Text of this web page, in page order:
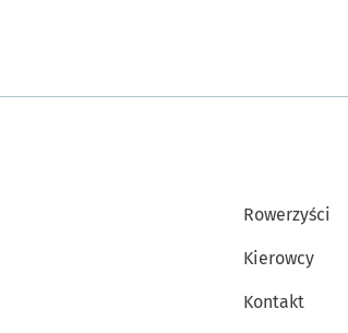
Rowerzyści
Kierowcy
Kontakt